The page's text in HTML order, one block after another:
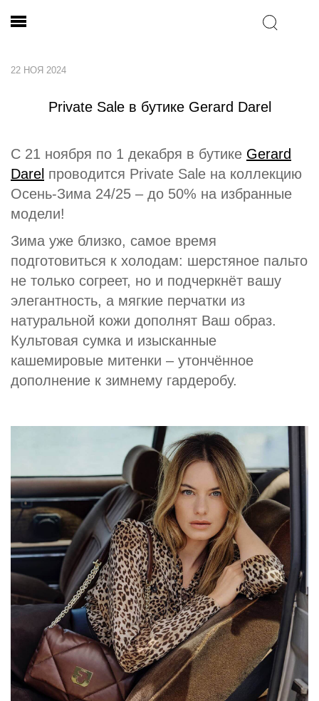
22 НОЯ 2024
Private Sale в бутике Gerard Darel
С 21 ноября по 1 декабря в бутике Gerard
Darel проводится Private Sale на коллекцию
Осень-Зима 24/25 – до 50% на избранные
модели!
Зима уже близко, самое время
подготовиться к холодам: шерстяное пальто
не только согреет, но и подчеркнёт вашу
элегантность, а мягкие перчатки из
натуральной кожи дополнят Ваш образ.
Культовая сумка и изысканные
кашемировые митенки – утончённое
дополнение к зимнему гардеробу.